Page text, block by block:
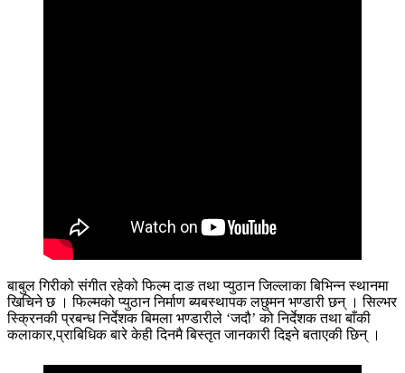
बाबुल गिरीको संगीत रहेको फिल्म दाङ तथा प्युठान जिल्लाका बिभिन्न स्थानमा
खिचिने छ । फिल्मको प्युठान निर्माण ब्यबस्थापक लछुमन भण्डारी छन् । सिल्भर
स्क्रिनकी प्रबन्ध निर्देशक बिमला भण्डारीले ‘जदौ’ को निर्देशक तथा बाँकी
कलाकार,प्राबिधिक बारे केही दिनमै बिस्तृत जानकारी दिइने बताएकी छिन् ।